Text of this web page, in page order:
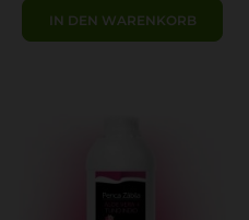
IN DEN WARENKORB